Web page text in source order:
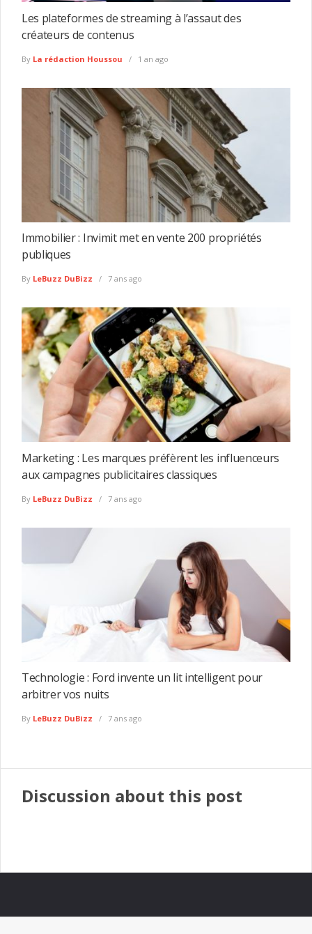
Les plateformes de streaming à l’assaut des
créateurs de contenus
By La rédaction Houssou 1 an ago
Immobilier : Invimit met en vente 200 propriétés
publiques
By LeBuzz DuBizz 7 ans ago
Marketing : Les marques préfèrent les influenceurs
aux campagnes publicitaires classiques
By LeBuzz DuBizz 7 ans ago
Technologie : Ford invente un lit intelligent pour
arbitrer vos nuits
By LeBuzz DuBizz 7 ans ago
Discussion about this post